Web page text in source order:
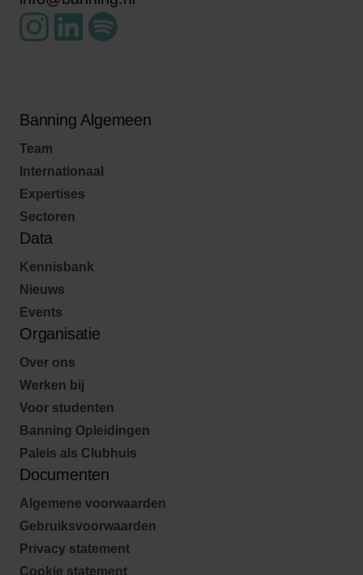
Banning Algemeen
Team
Internationaal
Expertises
Sectoren
Data
Kennisbank
Nieuws
Events
Organisatie
Over ons
Werken bij
Voor studenten
Banning Opleidingen
Paleis als Clubhuis
Documenten
Algemene voorwaarden
Gebruiksvoorwaarden
Privacy statement
Cookie statement